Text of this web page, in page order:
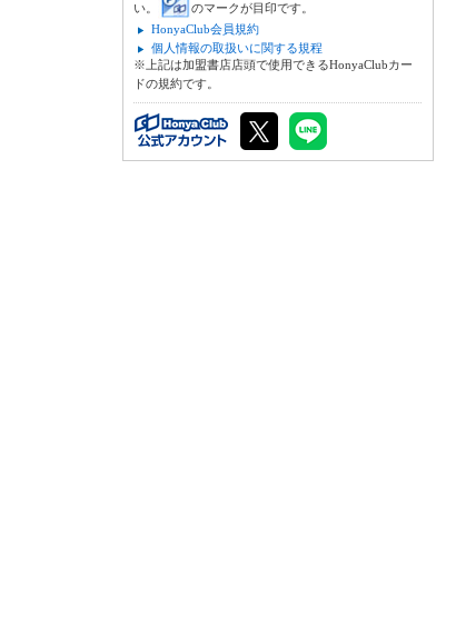
い。
のマークが目印です。
HonyaClub会員規約
個人情報の取扱いに関する規程
※上記は加盟書店店頭で使用できるHonyaClubカー
ドの規約です。